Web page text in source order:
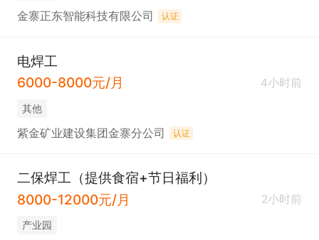
金寨正东智能科技有限公司 认证
电焊工
6000-8000元/月
4小时前
其他
紫金矿业建设集团金寨分公司 认证
二保焊工（提供食宿+节日福利）
8000-12000元/月
2小时前
产业园